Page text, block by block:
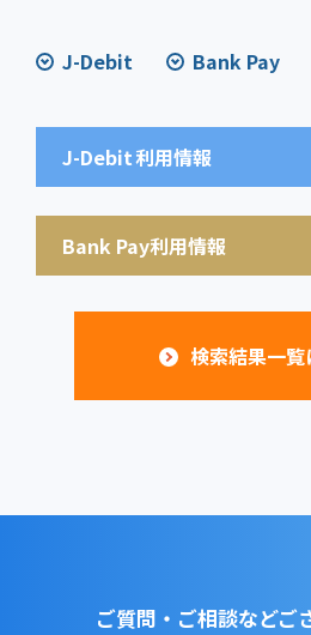
J-Debit Bank Pay
J-Debit利用情報
Bank Pay利用情報
検索結果一覧
ご質問・ご相談などご